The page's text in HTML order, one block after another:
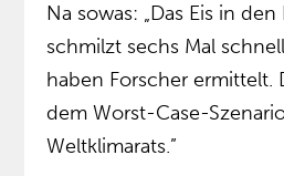
Na sowas: „Das Eis in
schmilzt sechs Mal
haben Forscher ermittelt.
dem Worst-Case-
Weltklimarats.”